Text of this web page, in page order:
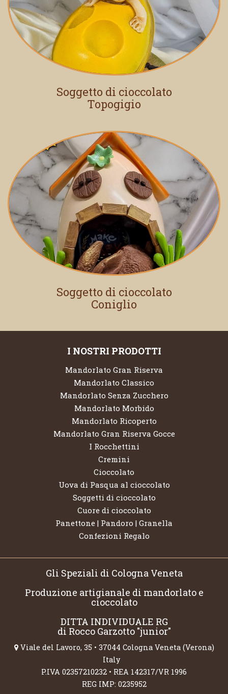
Soggetto di cioccolato
Topogigio
Soggetto di cioccolato
Coniglio
I NOSTRI PRODOTTI
Mandorlato Gran Riserva
Mandorlato Classico
Mandorlato Senza Zucchero
Mandorlato Morbido
Mandorlato Ricoperto
Mandorlato Gran Riserva Gocce
I Rocchettini
Cremini
Cioccolato
Uova di Pasqua al cioccolato
Soggetti di cioccolato
Cuore di cioccolato
Panettone | Pandoro | Granella
Confezioni Regalo
Gli Speziali di Cologna Veneta
Produzione artigianale di mandorlato e
cioccolato
DITTA INDIVIDUALE RG
di Rocco Garzotto "junior"
Viale del Lavoro, 35 • 37044 Cologna Veneta (Verona)
Italy
P.IVA 02357210232 • REA 142317/VR 1996
REG IMP: 0235952